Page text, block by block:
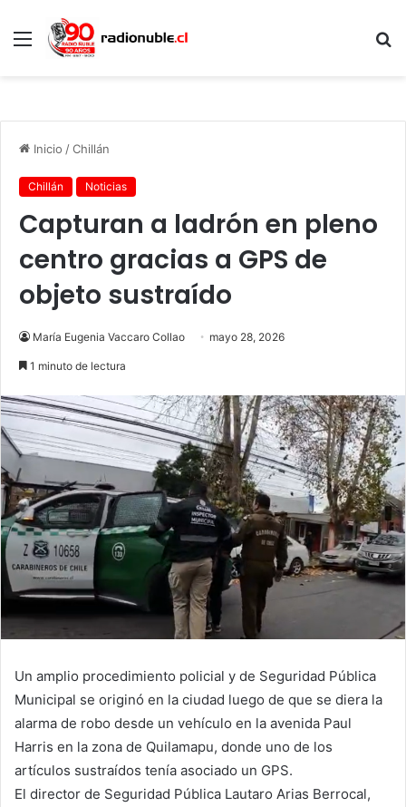
Menú
Inicio /Chillán
Chillán Noticias
Capturan a ladrón en pleno
centro gracias a GPS de
objeto sustraído
María Eugenia Vaccaro Collao mayo 28, 2026
1 minuto de lectura
Un amplio procedimiento policial y de Seguridad Pública
Municipal se originó en la ciudad luego de que se diera la
alarma de robo desde un vehículo en la avenida Paul
Harris en la zona de Quilamapu, donde uno de los
artículos sustraídos tenía asociado un GPS.
El director de Seguridad Pública Lautaro Arias Berrocal,